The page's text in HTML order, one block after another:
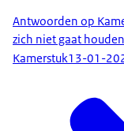
Antwoorden op
zich niet gaat
Kamerstuk13-01-